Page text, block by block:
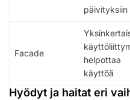
päivityksiin
Facade
helpottaa
käyttöä
Hyödyt ja haitat eri